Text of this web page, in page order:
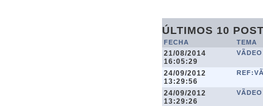
ÚLTIMOS 10
FECHA TEMA
21/08/2014
16:05:29
24/09/2012
13:29:56
24/09/2012
13:29:26